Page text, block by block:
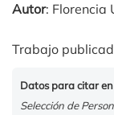
Autor: Florencia
Trabajo
Datos para citar
Selección de